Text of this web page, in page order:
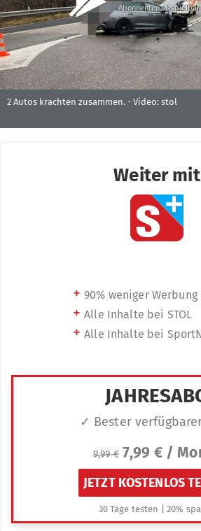
Abonnenten abspielbar
2 Autos krachten zusammen. - Video: stol